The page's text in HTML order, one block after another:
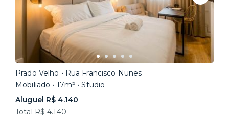
Prado Velho • Rua Francisco Nunes
Mobiliado • 17m² • Studio
Aluguel R$ 4.140
Total R$ 4.140